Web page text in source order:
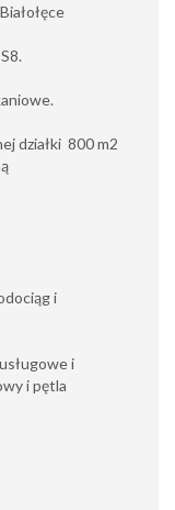
działki 800 m2
i
i
i pętla